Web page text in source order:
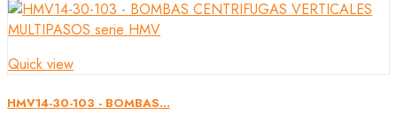
Quick view
HMV14-30-103 - BOMBAS...